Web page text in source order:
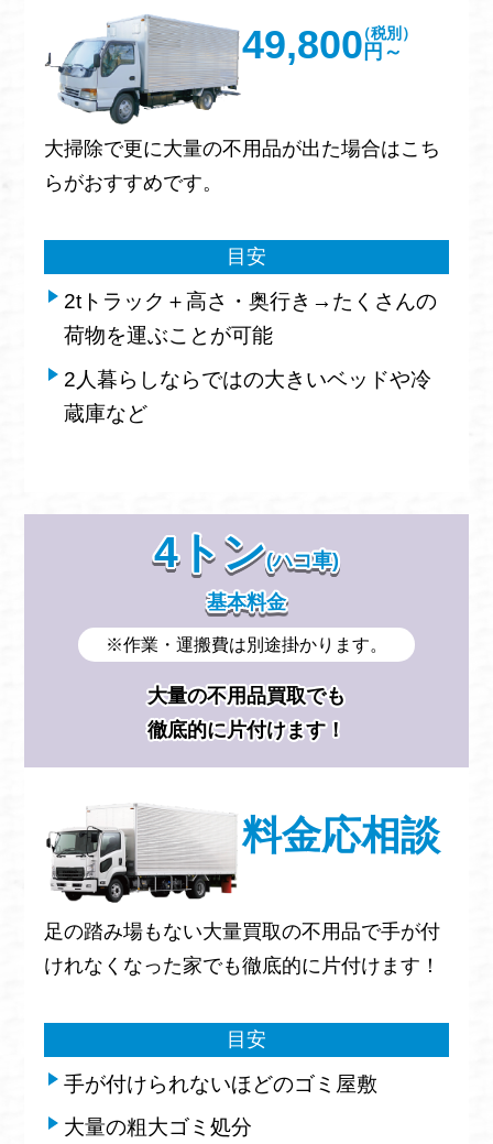
49,800 円～
（税別）
大掃除で更に大量の不用品が出た場合はこち
らがおすすめです。
目安
2tトラック＋高さ・奥行き→たくさんの
荷物を運ぶことが可能
2人暮らしならではの大きいベッドや冷
蔵庫など
4トン(ハコ車)
基本料金
※作業・運搬費は別途掛かります。
大量の不用品買取でも
徹底的に片付けます！
料金応相談
足の踏み場もない大量買取の不用品で手が付
けれなくなった家でも徹底的に片付けます！
目安
手が付けられないほどのゴミ屋敷
大量の粗大ゴミ処分